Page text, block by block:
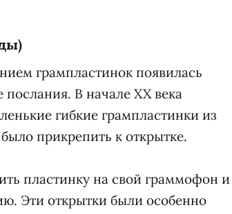
грампластинок появилась
В начале XX века
гибкие грампластинки из
прикрепить к открытке.
пластинку на свой граммофон и
Эти открытки были особенно